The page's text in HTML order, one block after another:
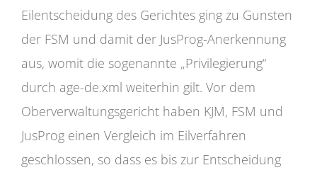
Eilentscheidung des Gerichtes ging zu Gunsten
der FSM und damit der JusProg-Anerkennung
aus, womit die sogenannte „Privilegierung“
durch age-de.xml weiterhin gilt. Vor dem
Oberverwaltungsgericht haben KJM, FSM und
JusProg einen Vergleich im Eilverfahren
geschlossen, so dass es bis zur Entscheidung